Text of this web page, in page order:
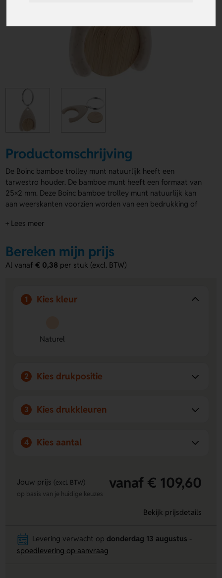
Productomschrijving
De Boinc bamboe trolley munt natuurlijk heeft een
tarwestro houder. De bamboe munt heeft een formaat van
25×2 mm. Deze Boinc bamboe trolley munt natuurlijk kan
aan weerskanten voorzien worden van een bedrukking of
breng je merk op een handige manier onder de aandacht.
Voordelen van de Boinc bamboe trolley
munt
het milieu.
Bedrukking of gravering mogelijk:
Compact en praktisch formaat:
+ Lees meer
Bereken mijn prijs
Al vanaf€ 0,38 per stuk (excl. BTW)
1 Kies kleur
Naturel
2 Kies drukpositie
3 Kies drukkleuren
4 Kies aantal
Jouw prijs (excl. BTW) vanaf € 109,60
op basis van je huidige keuzes
Bekijk prijsdetails
Levering verwacht op donderdag 13 augustus
spoedlevering op aanvraag